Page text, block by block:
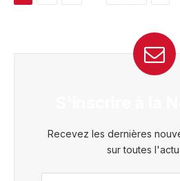
Recevez les dernières
sur toutes